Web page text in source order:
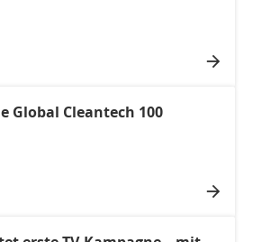
Global Cleantech 100